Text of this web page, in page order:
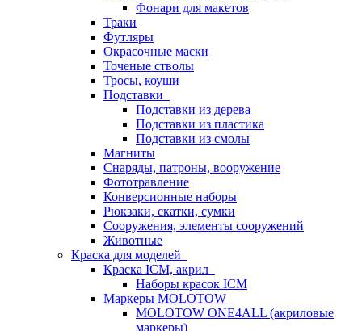
Фонари для макетов
Траки
Футляры
Окрасочные маски
Точеные стволы
Тросы, коуши
Подставки
Подставки из дерева
Подставки из пластика
Подставки из смолы
Магниты
Снаряды, патроны, вооружение
Фототравление
Конверсионные наборы
Рюкзаки, скатки, сумки
Сооружения, элементы сооружений
Животные
Краска для моделей
Краска ICM, акрил
Наборы красок ICM
Маркеры MOLOTOW
MOLOTOW ONE4ALL (акриловые
маркеры)